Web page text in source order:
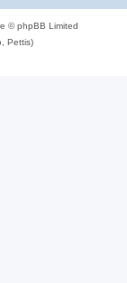
© phpBB Limited
Pettis)